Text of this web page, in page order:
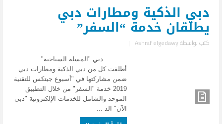
دبي الذكية ومطارات دبي
يطلقان خدمة “السفر”
كتب بواسطةAshraf elgedawy
|
دبي "المسلة السياحية" .....
أطلقت كل من دبي الذكية ومطارات دبي
ضمن مشاركتها في "أسبوع جيتكس للتقنية
2019 خدمة "السفر" من خلال التطبيق
الموحد والشامل للخدمات الإلكترونية "دبي
الآن" الذ ...